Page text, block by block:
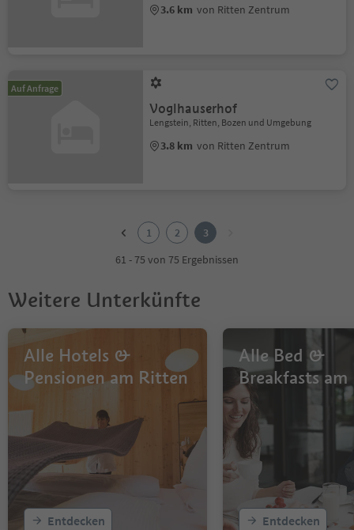
3.6 km von Ritten Zentrum
Auf Anfrage
Voglhauserhof
Lengstein, Ritten, Bozen und Umgebung
3.8 km von Ritten Zentrum
1 2
3
61 - 75 von 75 Ergebnissen
Weitere Unterkünfte
Alle Hotels &
Pensionen am Ritten
Entdecken
Alle Bed &
Breakfasts
Entdecken